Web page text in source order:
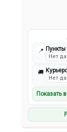
📍
Нет
🚚
Нет
Показать